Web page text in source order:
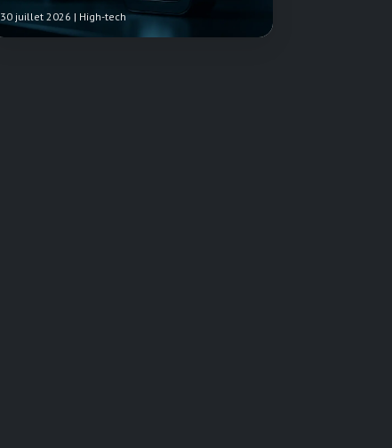
30 juillet 2026 | High-tech